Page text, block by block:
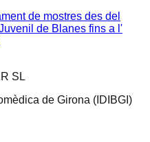
de mostres des del
de Blanes fins a l'
SL
de Girona (IDIBGI)